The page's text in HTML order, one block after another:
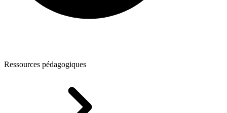
Ressources pédagogiques